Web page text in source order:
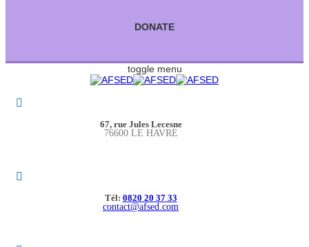
DONATE
toggle menu
67, rue Jules Lecesne
76600 LE HAVRE
Tél: 0820 20 37 33
contact@afsed.com